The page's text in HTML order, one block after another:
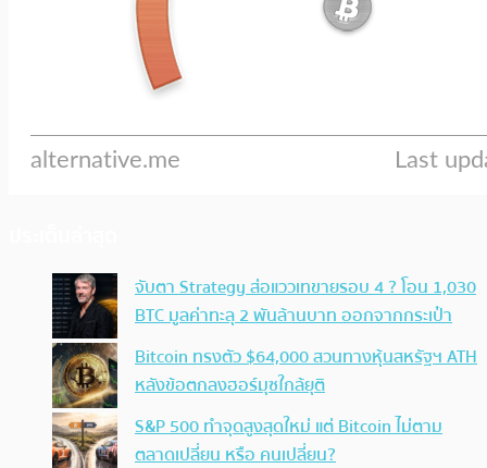
จับตา Strategy ส่อแววเทขายรอบ 4 ? โอน 1,030
BTC มูลค่าทะลุ 2 พันล้านบาท ออกจากกระเป๋า
Bitcoin ทรงตัว $64,000 สวนทางหุ้นสหรัฐฯ ATH
หลังข้อตกลงฮอร์มุซใกล้ยุติ
S&P 500 ทำจุดสูงสุดใหม่ แต่ Bitcoin ไม่ตาม
ตลาดเปลี่ยน หรือ คนเปลี่ยน?